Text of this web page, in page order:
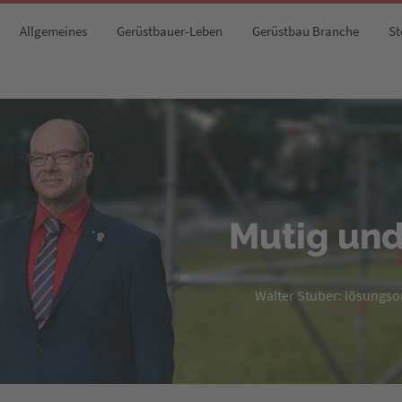
Allgemeines Gerüstbauer-Leben Gerüstbau Branche
Mutig
Walter Stuber: